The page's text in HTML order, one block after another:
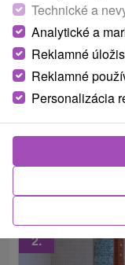
Pobyt Termal
Hotel
Od 2 Nocí
vonkajších
na masáže a
2.
Technické a
Analytické a
Reklamné
Reklamné
Personalizácia